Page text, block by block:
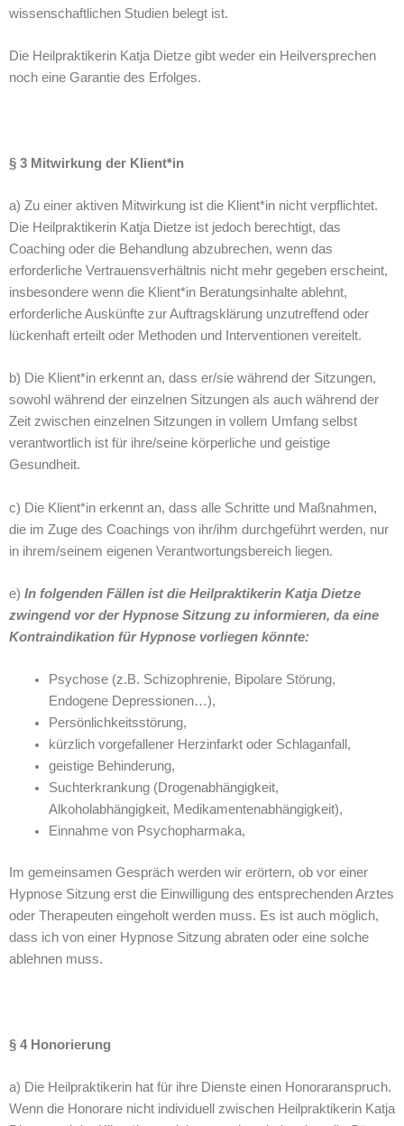
wissenschaftlichen Studien belegt ist.
Die Heilpraktikerin Katja Dietze gibt weder ein Heilversprechen
noch eine Garantie des Erfolges.
§ 3 Mitwirkung der Klient*in
a) Zu einer aktiven Mitwirkung ist die Klient*in nicht verpflichtet.
Die Heilpraktikerin Katja Dietze ist jedoch berechtigt, das
Coaching oder die Behandlung abzubrechen, wenn das
erforderliche Vertrauensverhältnis nicht mehr gegeben erscheint,
insbesondere wenn die Klient*in Beratungsinhalte ablehnt,
erforderliche Auskünfte zur Auftragsklärung unzutreffend oder
lückenhaft erteilt oder Methoden und Interventionen vereitelt.
b) Die Klient*in erkennt an, dass er/sie während der Sitzungen,
sowohl während der einzelnen Sitzungen als auch während der
Zeit zwischen einzelnen Sitzungen in vollem Umfang selbst
verantwortlich ist für ihre/seine körperliche und geistige
Gesundheit.
c) Die Klient*in erkennt an, dass alle Schritte und Maßnahmen,
die im Zuge des Coachings von ihr/ihm durchgeführt werden, nur
in ihrem/seinem eigenen Verantwortungsbereich liegen.
e) In folgenden Fällen ist die Heilpraktikerin Katja Dietze
zwingend vor der Hypnose Sitzung zu informieren, da eine
Kontraindikation für Hypnose vorliegen könnte:
Psychose (z.B. Schizophrenie, Bipolare Störung,
Endogene Depressionen…),
Persönlichkeitsstörung,
kürzlich vorgefallener Herzinfarkt oder Schlaganfall,
geistige Behinderung,
Suchterkrankung (Drogenabhängigkeit,
Alkoholabhängigkeit, Medikamentenabhängigkeit),
Einnahme von Psychopharmaka,
Im gemeinsamen Gespräch werden wir erörtern, ob vor einer
Hypnose Sitzung erst die Einwilligung des entsprechenden Arztes
oder Therapeuten eingeholt werden muss. Es ist auch möglich,
dass ich von einer Hypnose Sitzung abraten oder eine solche
ablehnen muss.
§ 4 Honorierung
a) Die Heilpraktikerin hat für ihre Dienste einen Honoraranspruch.
Wenn die Honorare nicht individuell zwischen Heilpraktikerin Katja